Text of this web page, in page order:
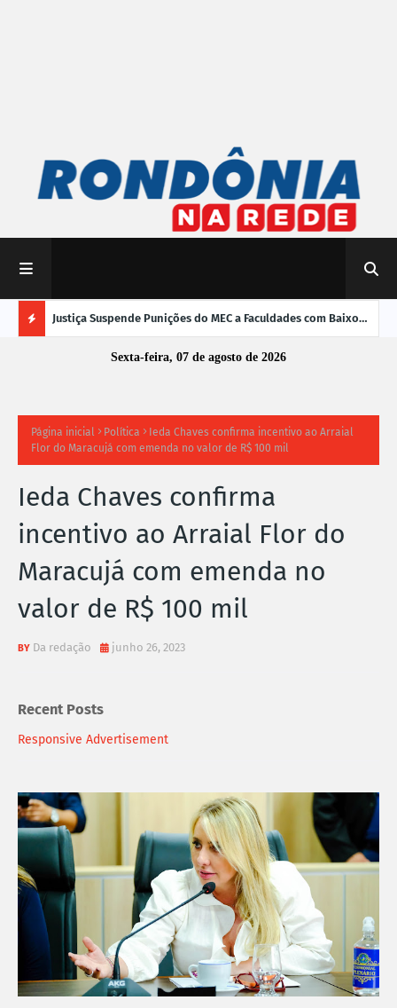
A
S
N
O
I
A
Justiça Suspende Punições do MEC a Faculdades com Baixo
Desempenho no Enamed
Sexta-feira, 07 de agosto de 2026
Página inicial Política
Ieda Chaves confirma incentivo ao Arraial
Flor do Maracujá com emenda no valor de R$ 100 mil
Ieda Chaves confirma
incentivo ao Arraial Flor do
Maracujá com emenda no
valor de R$ 100 mil
Da redação junho 26, 2023
Recent Posts
Responsive Advertisement